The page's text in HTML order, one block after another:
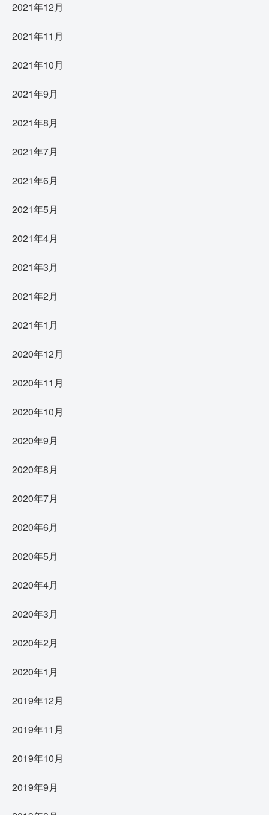
2021年12月
2021年11月
2021年10月
2021年9月
2021年8月
2021年7月
2021年6月
2021年5月
2021年4月
2021年3月
2021年2月
2021年1月
2020年12月
2020年11月
2020年10月
2020年9月
2020年8月
2020年7月
2020年6月
2020年5月
2020年4月
2020年3月
2020年2月
2020年1月
2019年12月
2019年11月
2019年10月
2019年9月